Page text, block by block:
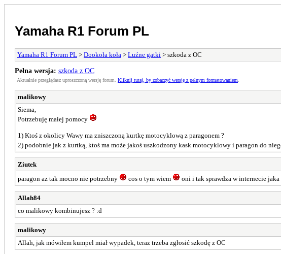
Yamaha R1 Forum PL
Yamaha R1 Forum PL > Dookoła koła > Luźne gatki > szkoda z OC
Pełna wersja: szkoda z OC
Aktualnie przeglądasz uproszczoną wersję forum. Kliknij tutaj, by zobaczyć wersję z pełnym formatowaniem
malikowy
Siema,
Potrzebuję małej pomocy
1) Ktoś z okolicy Wawy ma zniszczoną kurtkę motocyklową z paragonem ?
2) podobnie jak z kurtką, ktoś ma może jakoś uszkodzony kask motocyklowy i paragon do
Ziutek
paragon az tak mocno nie potrzebny
cos o tym wiem oni i tak sprawdza w internecie
Allah84
co malikowy kombinujesz ? :d
malikowy
Allah, jak mówiłem kumpel miał wypadek, teraz trzeba zgłosić szkodę z OC